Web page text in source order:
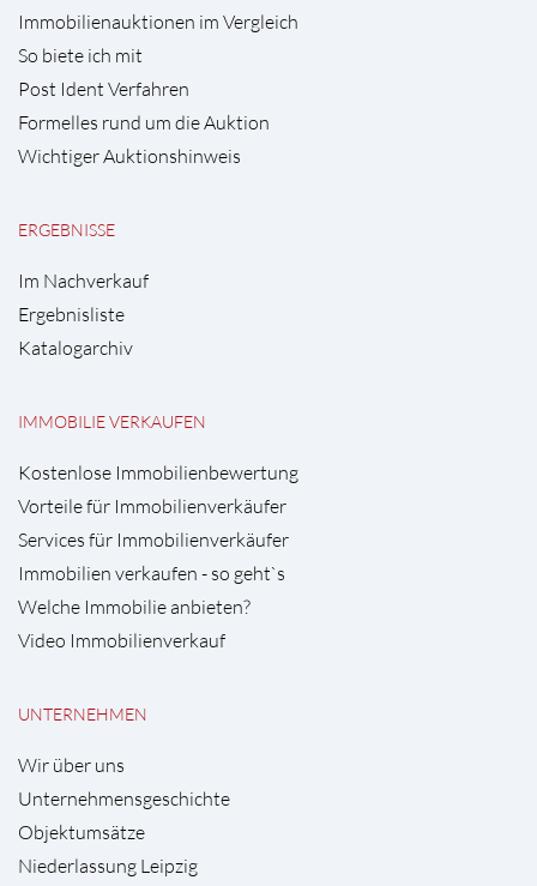
Immobilienauktionen im Vergleich
So biete ich mit
Post Ident Verfahren
Formelles rund um die Auktion
Wichtiger Auktionshinweis
ERGEBNISSE
Im Nachverkauf
Ergebnisliste
Katalogarchiv
IMMOBILIE VERKAUFEN
Kostenlose Immobilienbewertung
Vorteile für Immobilienverkäufer
Services für Immobilienverkäufer
Immobilien verkaufen - so geht`s
Welche Immobilie anbieten?
Video Immobilienverkauf
UNTERNEHMEN
Wir über uns
Unternehmensgeschichte
Objektumsätze
Niederlassung Leipzig